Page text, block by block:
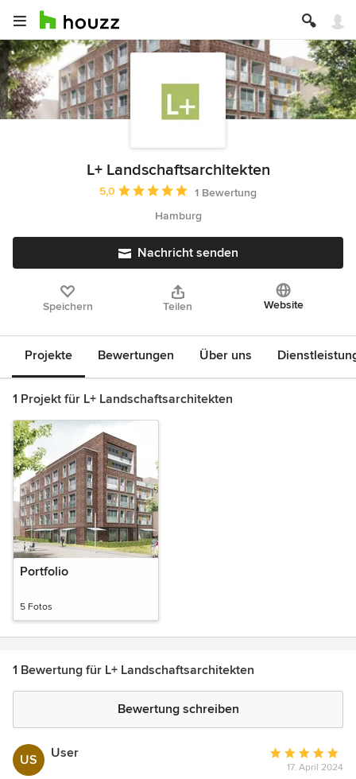
L+ Landschaftsarchitekten
Durchschnittliche Bewertung: 5 von 5 Sternen
5,0
1 Bewertung
Hamburg
Nachricht senden
Speichern Teilen Website
Projekte Bewertungen Über uns
1 Projekt für L+ Landschaftsarchitekten
Portfolio
5 Fotos
1 Bewertung für L+ Landschaftsarchitekten
Bewertung schreiben
US User
Bewertung:
17. April 2024